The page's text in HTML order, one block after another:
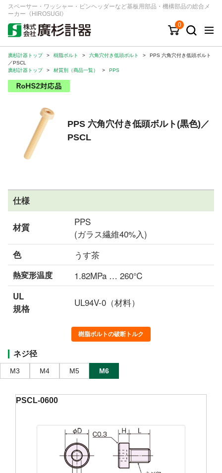
スペーサー・ワッシャー・ピンヘッダーなど基板用部品・機構部品の総合メ
ーカー《HIROSUGI》
0
キーワード 品番/シリーズ
商品カテゴリから探す
ジャンルから探す
シリーズから探す
ログイン
お問い合わせ窓口
廣杉計器トップ > 樹脂ボルト > 六角穴付き低頭ボルト >
PPS 六角穴付き低頭ボルト
／PSCL
廣杉計器トップ
> 材質別（商品一覧） > PPS
PPS 六角穴付き低頭ボルト(黒色)／
PSCL
仕様
材質
PPS
(ガラス繊維40%入)
色 うす茶
熱変形温度 1.82MPa … 260℃
UL
規格
UL94V-0（材料）
樹脂ボルトの破断トルク
ネジ径
M3 M4 M5 M6
PSCL-0600